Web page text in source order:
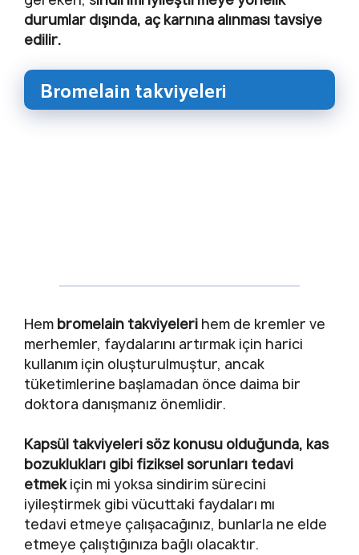
durumlar dışında, aç karnına alınması tavsiye
edilir.
Bromelain takviyeleri
Hem bromelain takviyeleri hem de kremler ve
merhemler, faydalarını artırmak için harici
kullanım için oluşturulmuştur, ancak
tüketimlerine başlamadan önce daima bir
doktora danışmanız önemlidir.
Kapsül takviyeleri söz konusu olduğunda, kas
bozuklukları gibi fiziksel sorunları tedavi
etmekiçin mi yoksa sindirim sürecini
iyileştirmek gibi vücuttaki faydaları mı
tedavi etmeye çalışacağınız, bunlarla ne elde
etmeye çalıştığınıza bağlı olacaktır.